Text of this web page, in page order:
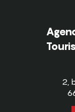
2,